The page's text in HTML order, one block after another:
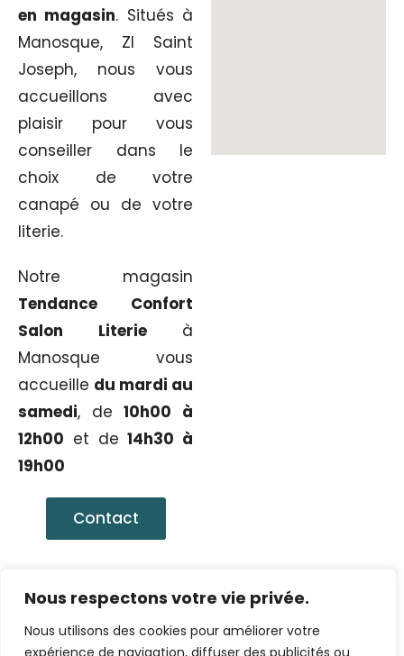
Nous respectons votre vie privée.
Nous utilisons des cookies pour améliorer votre
expérience de navigation, diffuser des publicités ou
en magasin. Situés à
Manosque, ZI Saint
Joseph, nous vous
accueillons avec
plaisir pour vous
conseiller dans le
choix de votre
canapé ou de votre
literie.
Notre magasin
Tendance Confort
Salon Literieà
Manosque vous
accueille du mardi au
samedi, de10h00 à
12h00 et de14h30 à
19h00
Contact